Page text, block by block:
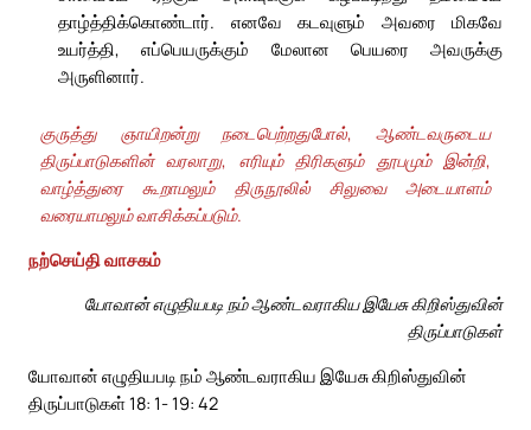
தாழ்த்திக்கொண்டார். எனவே கடவுளும் அவரை மிகவே
உயர்த்தி, எப்பெயருக்கும் மேலான பெயரை அவருக்கு
அருளினார்.
குருத்து ஞாயிறன்று நடைபெற்றதுபோல், ஆண்டவருடைய
திருப்பாடுகளின் வரலாறு, எரியும் திரிகளும் தூபமும் இன்றி,
வாழ்த்துரை கூறாமலும் திருநூலில் சிலுவை அடையாளம்
வரையாமலும் வாசிக்கப்படும்.
நற்செய்தி வாசகம்
யோவான் எழுதியபடி நம் ஆண்டவராகிய இயேசு கிறிஸ்துவின்
திருப்பாடுகள்
யோவான் எழுதியபடி நம் ஆண்டவராகிய இயேசு கிறிஸ்துவின்
திருப்பாடுகள் 18: 1- 19: 42